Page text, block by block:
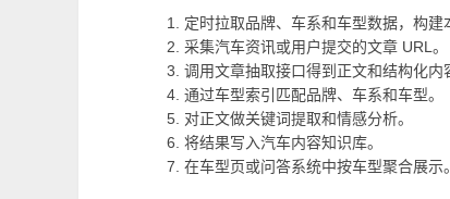
定时拉取品牌、车系和车型数据，构建
采集汽车资讯或用户提交的文章 URL。
调用文章抽取接口得到正文和结构化内
通过车型索引匹配品牌、车系和车型。
对正文做关键词提取和情感分析。
将结果写入汽车内容知识库。
在车型页或问答系统中按车型聚合展示。